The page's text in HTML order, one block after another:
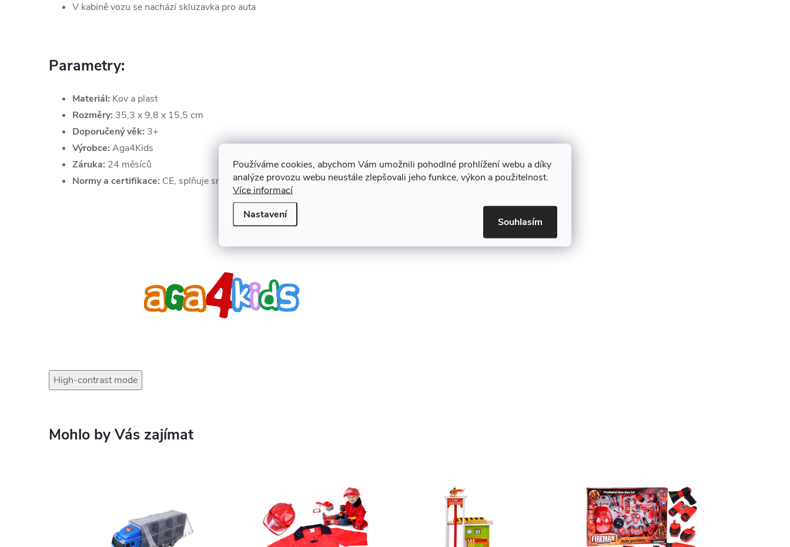
Používáme cookies, abychom Vám umožnili pohodlné prohlížení webu a díky
analýze provozu webu neustále zlepšovali jeho funkce, výkon a použitelnost.
Více informací
Nastavení
Souhlasím
V kabině vozu se nachází skluzavka pro auta
Parametry:
Materiál: Kov a plast
Rozměry: 35,3 x 9,8 x 15,5 cm
Doporučený věk: 3+
Výrobce: Aga4Kids
Záruka: 24 měsíců
Normy a certifikace: CE, splňuje směrnice EU
High-contrast mode